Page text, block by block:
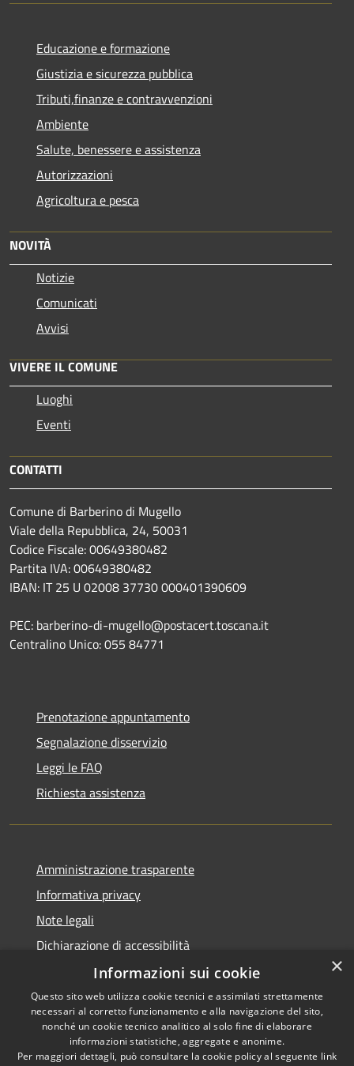
Educazione e formazione
Giustizia e sicurezza pubblica
Tributi,finanze e contravvenzioni
Ambiente
Salute, benessere e assistenza
Autorizzazioni
Agricoltura e pesca
NOVITÀ
Notizie
Comunicati
Avvisi
VIVERE IL COMUNE
Luoghi
Eventi
CONTATTI
Comune di Barberino di Mugello
Viale della Repubblica, 24, 50031
Codice Fiscale: 00649380482
Partita IVA: 00649380482
IBAN: IT 25 U 02008 37730 000401390609
PEC: barberino-di-mugello@postacert.toscana.it
Centralino Unico: 055 84771
Prenotazione appuntamento
Segnalazione disservizio
Leggi le FAQ
Richiesta assistenza
Amministrazione trasparente
Informativa privacy
Note legali
Dichiarazione di accessibilità
Accessibilità
Copyright © 2026 • Comune di
Barberino di Mugello •
×
Informazioni sui cookie
Questo sito web utilizza cookie tecnici e assimilati strettamente
necessari al corretto funzionamento e alla navigazione del sito,
nonché un cookie tecnico analitico al solo fine di elaborare
informazioni statistiche, aggregate e anonime.
Per maggiori dettagli, può consultare la cookie policy al seguente link